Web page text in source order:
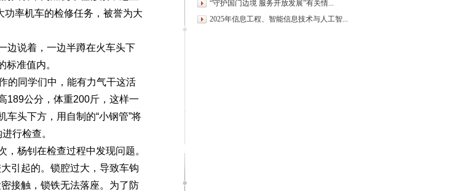
率机车的检修任务，被誉为大
说着，一边半蹲在火车头下
准值内。
同学们中，能有力气干这活
189公分，体重200斤，这样一
车头下方，用自制的“小钢管”将
行检查。
杨钊在检查过程中发现问题。
引起的。锁腔过大，导致车钩
接触，锁铁无法落座。为了防
“守护国门边境 服务开放发展”有关情...
2025年信息工程、智能信息技术与人工智...